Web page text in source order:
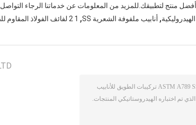
منتج لتطبيقك.للمزيد من المعلومات عن خدماتنا الرجاء التواصل
, أنابيب ملفوفة الشعرية SS , 1 2 لفائف الفولاذ المقاوم للصدأ 12000M